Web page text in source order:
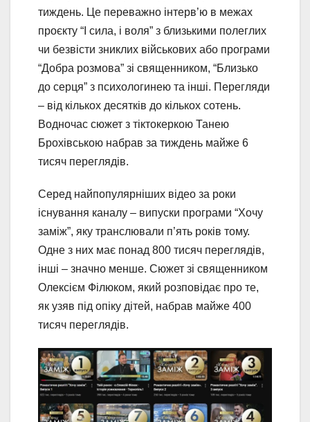
тиждень. Це переважно інтерв’ю в межах
проєкту “І сила, і воля” з близькими полеглих
чи безвісти зниклих військових або програми
“Добра розмова” зі священником, “Близько
до серця” з психологинею та інші. Перегляди
– від кількох десятків до кількох сотень.
Водночас сюжет з тіктокеркою Танею
Брохівською набрав за тиждень майже 6
тисяч переглядів.
Серед найпопулярніших відео за роки
існування каналу – випуски програми “Хочу
заміж”, яку транслювали п’ять років тому.
Одне з них має понад 800 тисяч переглядів,
інші – значно менше. Сюжет зі священником
Олексієм Філюком, який розповідає про те,
як узяв під опіку дітей, набрав майже 400
тисяч переглядів.